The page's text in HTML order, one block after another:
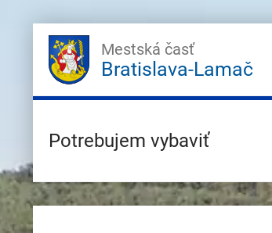
Mestská časť
Bratislava-Lamač
Potrebujem vybaviť